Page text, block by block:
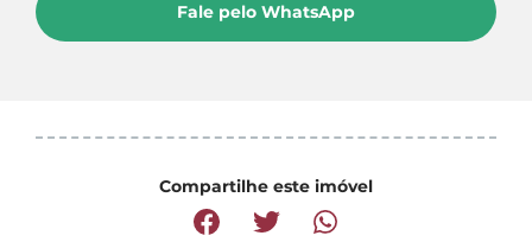
Fale pelo WhatsApp
Compartilhe este imóvel